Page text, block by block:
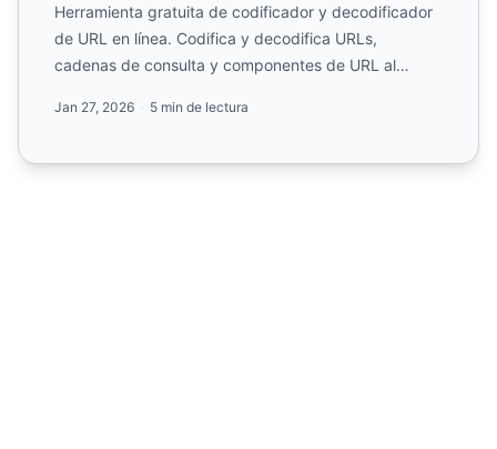
Herramienta gratuita de codificador y decodificador
de URL en línea. Codifica y decodifica URLs,
cadenas de consulta y componentes de URL al
Jan 27, 2026 5 min de lectura